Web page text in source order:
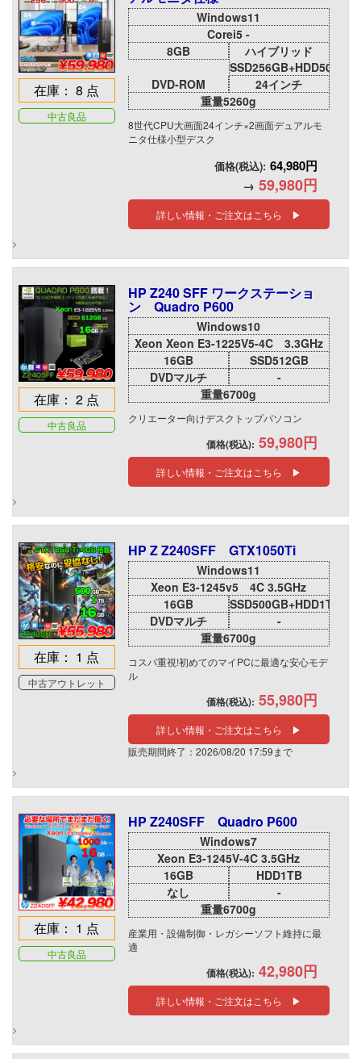
在庫： 8 点
中古良品
Windows11
Corei5 -
8GB
ハイブリッド
SSD256GB+HDD500GB
DVD-ROM
24インチ
重量5260g
8世代CPU大画面24インチ×2画面デュアルモ
ニタ仕様小型デスク
価格(税込): 64,980円
→ 59,980円
詳しい情報・ご注文はこちら ▶
在庫： 2 点
中古良品
HP Z240 SFF ワークステーショ
ン Quadro P600
Windows10
Xeon Xeon E3-1225V5-4C 3.3GHz
16GB
SSD512GB
DVDマルチ
-
重量6700g
クリエーター向けデスクトップパソコン
価格(税込): 59,980円
詳しい情報・ご注文はこちら ▶
在庫： 1 点
中古アウトレット
HP Z Z240SFF GTX1050Ti
Windows11
Xeon E3-1245v5 4C 3.5GHz
16GB
SSD500GB+HDD1TB
DVDマルチ
-
重量6700g
コスパ重視!初めてのマイPCに最適な安心モデ
ル
価格(税込): 55,980円
詳しい情報・ご注文はこちら ▶
販売期間終了：2026/08/20 17:59まで
在庫： 1 点
中古良品
HP Z240SFF Quadro P600
Windows7
Xeon E3-1245V-4C 3.5GHz
16GB
HDD1TB
なし
-
重量6700g
産業用・設備制御・レガシーソフト維持に最
適
価格(税込): 42,980円
詳しい情報・ご注文はこちら ▶